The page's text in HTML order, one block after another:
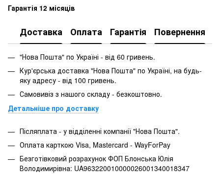
Гарантія 12 місяців
Доставка Оплата Гарантія Повернення
"Нова Пошта" по Україні - від 60 гривень.
Кур'єрська доставка "Нова Пошта" по Україні, на будь-
яку адресу - від 100 гривень.
Самовивіз з нашого складу - безкоштовно.
Детальніше про доставку
Післяплата - у відділенні компанії "Нова Пошта".
Оплата карткою Visa, Mastercard - WayForPay
Безготівковий розрахунок ФОП Блонська Юлія
Володимирівна: UA963220010000026001340018347